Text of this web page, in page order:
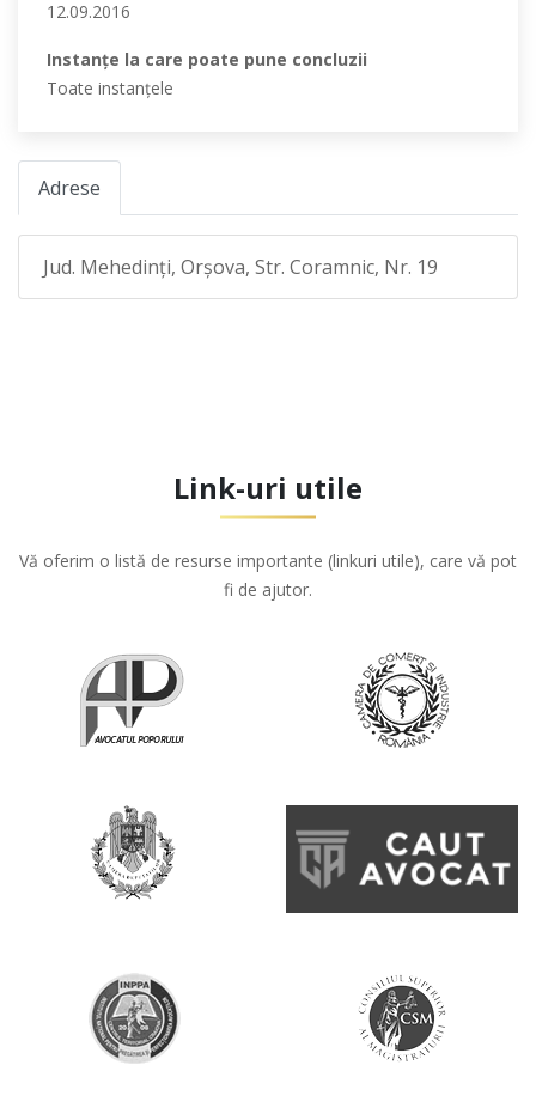
12.09.2016
Instanţe la care poate pune concluzii
Toate instanţele
Adrese
Jud. Mehedinţi, Orşova, Str. Coramnic, Nr. 19
Link-uri utile
Vă oferim o listă de resurse importante (linkuri utile), care vă pot
fi de ajutor.